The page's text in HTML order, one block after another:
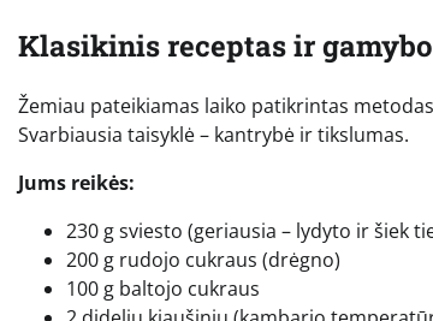
Klasikinis receptas ir
Žemiau pateikiamas laiko patikrintas
Svarbiausia taisyklė – kantrybė ir tikslumas.
Jums reikės:
230 g sviesto (geriausia – lydyto ir šiek
200 g rudojo cukraus (drėgno)
100 g baltojo cukraus